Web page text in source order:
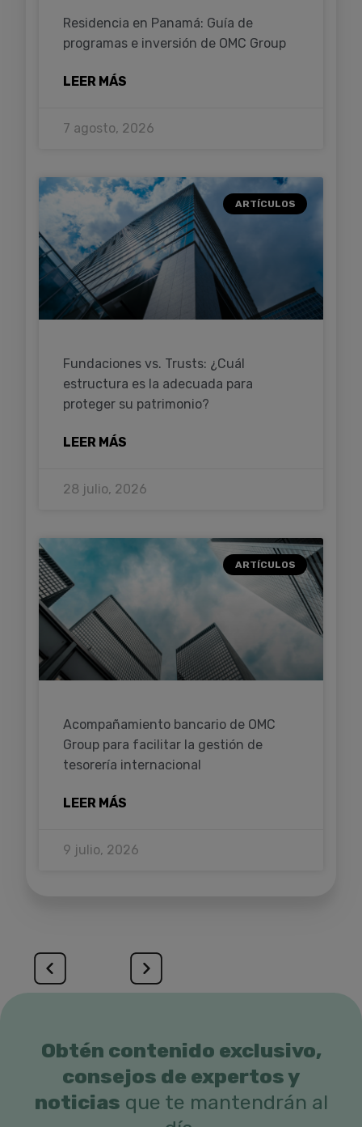
Residencia en Panamá: Guía de
programas e inversión de OMC Group
LEER MÁS
7 agosto, 2026
ARTÍCULOS
Fundaciones vs. Trusts: ¿Cuál
estructura es la adecuada para
proteger su patrimonio?
LEER MÁS
28 julio, 2026
ARTÍCULOS
Acompañamiento bancario de OMC
Group para facilitar la gestión de
tesorería internacional
LEER MÁS
9 julio, 2026
Obtén contenido exclusivo,
consejos de expertos y
noticias que te mantendrán al